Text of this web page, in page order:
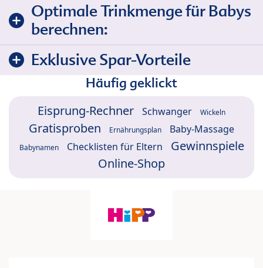
Optimale Trinkmenge für Babys
berechnen:
Exklusive Spar-Vorteile
Häufig geklickt
Eisprung-Rechner Schwanger Wickeln
Gratisproben Ernährungsplan Baby-Massage
Babynamen Checklisten für Eltern
Gewinnspiele
Online-Shop